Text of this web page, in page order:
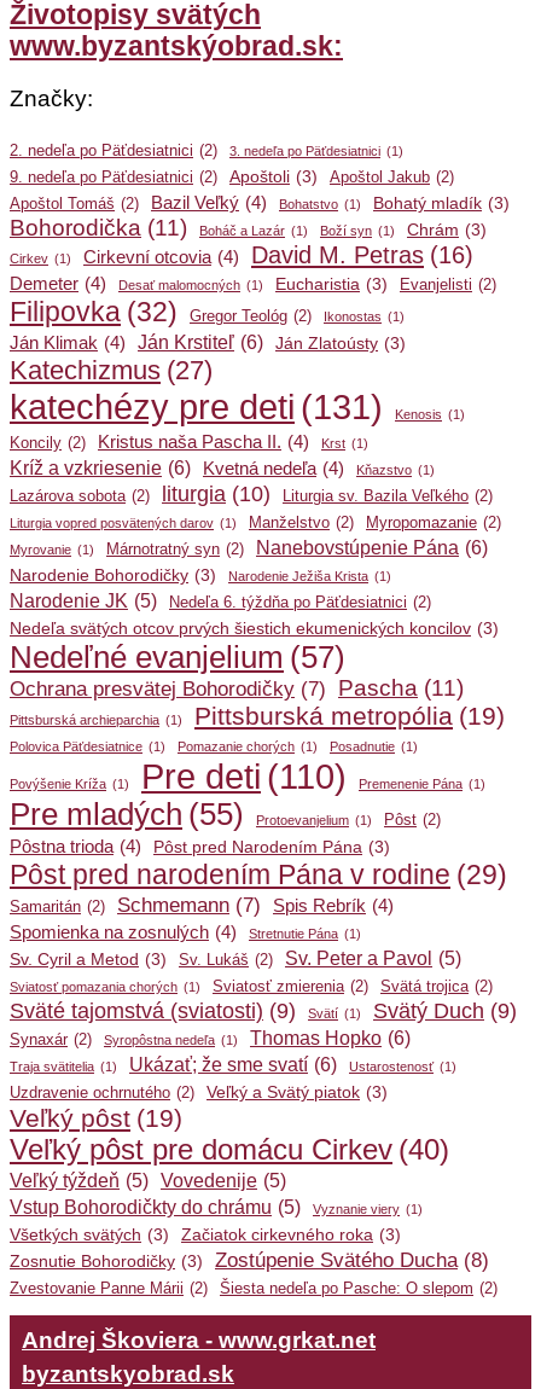
Životopisy svätých
www.byzantskýobrad.sk:
Značky:
2. nedeľa po Päťdesiatnici (2) 3. nedeľa po Päťdesiatnici (1)
9. nedeľa po Päťdesiatnici (2) Apoštoli (3) Apoštol Jakub (2)
Apoštol Tomáš (2) Bazil Veľký (4) Bohatstvo (1) Bohatý mladík (3)
Bohorodička (11) Boháč a Lazár (1) Boží syn (1) Chrám (3)
Cirkev (1) Cirkevní otcovia (4) David M. Petras (16)
Demeter (4) Desať malomocných (1) Eucharistia (3) Evanjelisti (2)
Filipovka (32) Gregor Teológ (2) Ikonostas (1)
Ján Klimak (4) Ján Krstiteľ (6) Ján Zlatoústy (3)
Katechizmus (27)
katechézy pre deti (131) Kenosis (1)
Koncily (2) Kristus naša Pascha II. (4) Krst (1)
Kríž a vzkriesenie (6) Kvetná nedeľa (4) Kňazstvo (1)
Lazárova sobota (2) liturgia (10) Liturgia sv. Bazila Veľkého (2)
Liturgia vopred posvätených darov (1) Manželstvo (2) Myropomazanie (2)
Myrovanie (1) Márnotratný syn (2) Nanebovstúpenie Pána (6)
Narodenie Bohorodičky (3) Narodenie Ježiša Krista (1)
Narodenie JK (5) Nedeľa 6. týždňa po Päťdesiatnici (2)
Nedeľa svätých otcov prvých šiestich ekumenických koncilov (3)
Nedeľné evanjelium (57)
Ochrana presvätej Bohorodičky (7) Pascha (11)
Pittsburská archieparchia (1) Pittsburská metropólia (19)
Polovica Päťdesiatnice (1) Pomazanie chorých (1) Posadnutie (1)
Povýšenie Kríža (1) Pre deti (110) Premenenie Pána (1)
Pre mladých (55) Protoevanjelium (1) Pôst (2)
Pôstna trioda (4) Pôst pred Narodením Pána (3)
Pôst pred narodením Pána v rodine (29)
Samaritán (2) Schmemann (7) Spis Rebrík (4)
Spomienka na zosnulých (4) Stretnutie Pána (1)
Sv. Cyril a Metod (3) Sv. Lukáš (2) Sv. Peter a Pavol (5)
Sviatosť pomazania chorých (1) Sviatosť zmierenia (2) Svätá trojica (2)
Sväté tajomstvá (sviatosti) (9) Svätí (1) Svätý Duch (9)
Synaxár (2) Syropôstna nedeľa (1) Thomas Hopko (6)
Traja svätitelia (1) Ukázať; že sme svatí (6) Ustarostenosť (1)
Uzdravenie ochrnutého (2) Veľký a Svätý piatok (3)
Veľký pôst (19)
Veľký pôst pre domácu Cirkev (40)
Veľký týždeň (5) Vovedenije (5)
Vstup Bohorodičkty do chrámu (5) Vyznanie viery (1)
Všetkých svätých (3) Začiatok cirkevného roka (3)
Zosnutie Bohorodičky (3) Zostúpenie Svätého Ducha (8)
Zvestovanie Panne Márii (2) Šiesta nedeľa po Pasche: O slepom (2)
Andrej Škoviera - www.grkat.net
byzantskyobrad.sk